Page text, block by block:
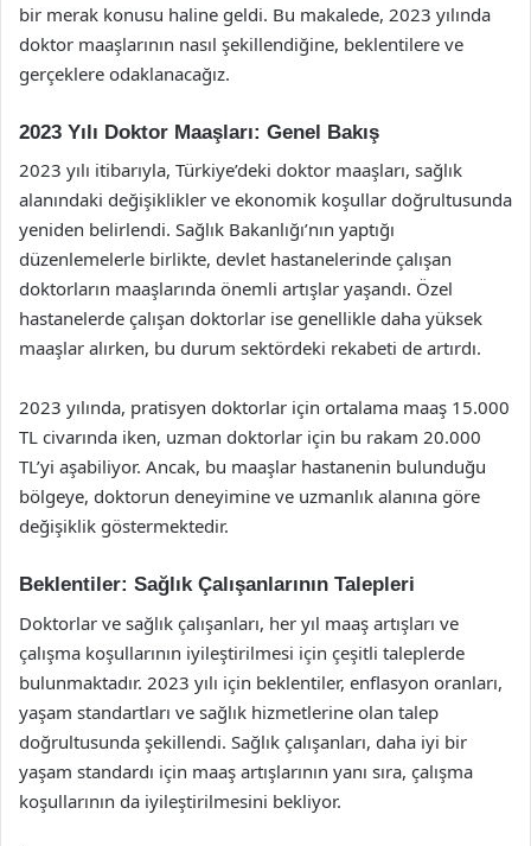
bir merak konusu haline geldi. Bu makalede, 2023 yılında
doktor maaşlarının nasıl şekillendiğine, beklentilere ve
gerçeklere odaklanacağız.
2023 Yılı Doktor Maaşları: Genel Bakış
2023 yılı itibarıyla, Türkiye’deki doktor maaşları, sağlık
alanındaki değişiklikler ve ekonomik koşullar doğrultusunda
yeniden belirlendi. Sağlık Bakanlığı’nın yaptığı
düzenlemelerle birlikte, devlet hastanelerinde çalışan
doktorların maaşlarında önemli artışlar yaşandı. Özel
hastanelerde çalışan doktorlar ise genellikle daha yüksek
maaşlar alırken, bu durum sektördeki rekabeti de artırdı.
2023 yılında, pratisyen doktorlar için ortalama maaş 15.000
TL civarında iken, uzman doktorlar için bu rakam 20.000
TL’yi aşabiliyor. Ancak, bu maaşlar hastanenin bulunduğu
bölgeye, doktorun deneyimine ve uzmanlık alanına göre
değişiklik göstermektedir.
Beklentiler: Sağlık Çalışanlarının Talepleri
Doktorlar ve sağlık çalışanları, her yıl maaş artışları ve
çalışma koşullarının iyileştirilmesi için çeşitli taleplerde
bulunmaktadır. 2023 yılı için beklentiler, enflasyon oranları,
yaşam standartları ve sağlık hizmetlerine olan talep
doğrultusunda şekillendi. Sağlık çalışanları, daha iyi bir
yaşam standardı için maaş artışlarının yanı sıra, çalışma
koşullarının da iyileştirilmesini bekliyor.